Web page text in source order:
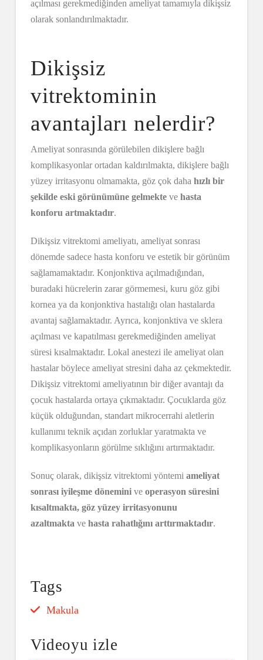
açılması gerekmediğinden ameliyat tamamıyla dikişsiz
olarak sonlandırılmaktadır.
Dikişsiz
vitrektominin
avantajları nelerdir?
Ameliyat sonrasında görülebilen dikişlere bağlı
komplikasyonlar ortadan kaldırılmakta, dikişlere bağlı
yüzey irritasyonu olmamakta, göz çok daha hızlı bir
şekilde eski görünümüne gelmekte ve hasta
konforu artmaktadır.
Dikişsiz vitrektomi ameliyatı, ameliyat sonrası
dönemde sadece hasta konforu ve estetik bir görünüm
sağlamamaktadır. Konjonktiva açılmadığından,
buradaki hücrelerin zarar görmemesi, kuru göz gibi
kornea ya da konjonktiva hastalığı olan hastalarda
avantaj sağlamaktadır. Ayrıca, konjonktiva ve sklera
açılması ve kapatılması gerekmediğinden ameliyat
süresi kısalmaktadır. Lokal anestezi ile ameliyat olan
hastalar böylece ameliyat stresini daha az çekmektedir.
Dikişsiz vitrektomi ameliyatının bir diğer avantajı da
çocuk hastalarda ortaya çıkmaktadır. Çocuklarda göz
küçük olduğundan, standart mikrocerrahi aletlerin
kullanımı teknik açıdan zorluklar yaratmakta ve
komplikasyonların görülme sıklığını artırmaktadır.
Sonuç olarak, dikişsiz vitrektomi yöntemi ameliyat
sonrası iyileşme dönemini ve operasyon süresini
kısaltmakta, göz yüzey irritasyonunu
azaltmakta ve hasta rahatlığını arttırmaktadır.
Tags
Makula
Videoyu izle